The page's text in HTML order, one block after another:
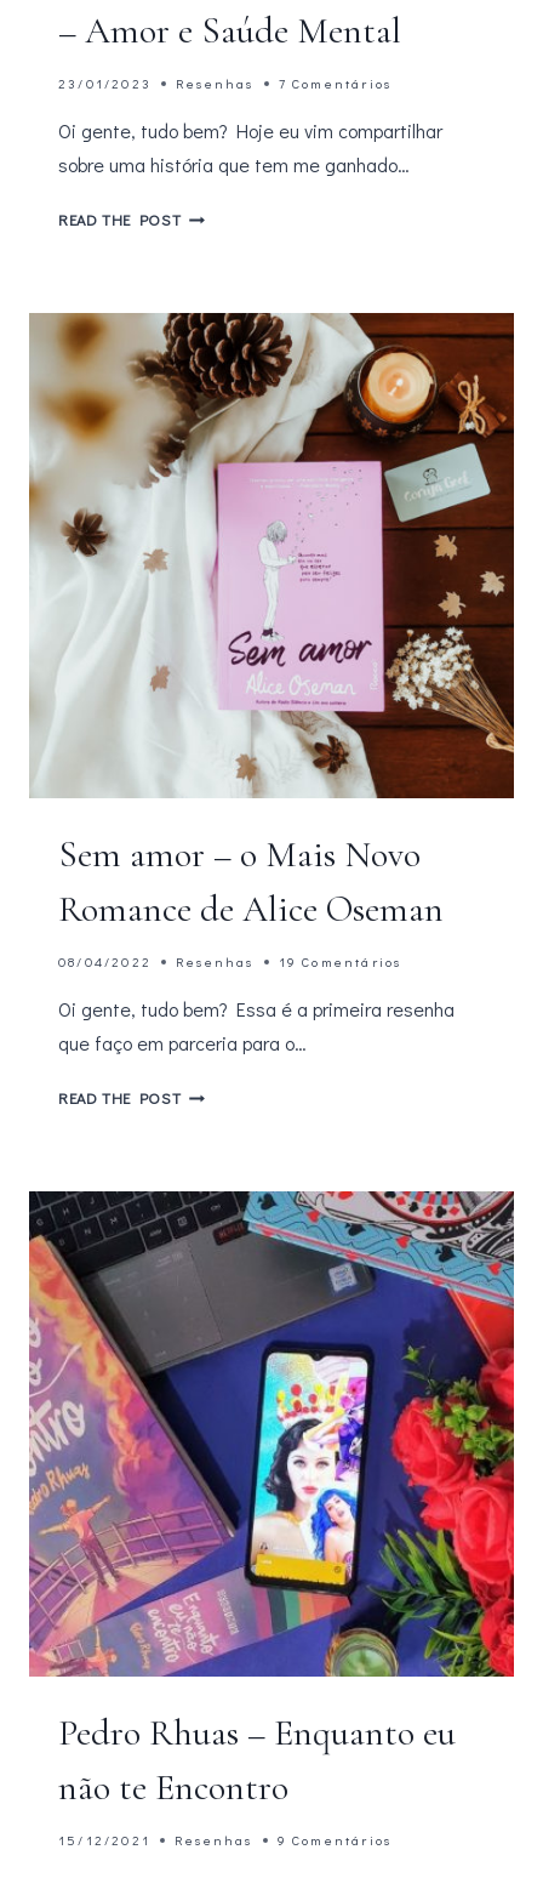
– Amor e Saúde Mental
23/01/2023 Resenhas 7 Comentários
Oi gente, tudo bem? Hoje eu vim compartilhar
sobre uma história que tem me ganhado…
READ THE POSTHEARTSTOPPER:
–
AMOR
E
SAÚDE
MENTAL
Sem amor – o Mais Novo
Romance de Alice Oseman
08/04/2022 Resenhas 19 Comentários
Oi gente, tudo bem? Essa é a primeira resenha
que faço em parceria para o…
READ THE POSTSEM
MAIS
NOVO
ROMANCE
OSEMAN
Pedro Rhuas – Enquanto eu
não te Encontro
15/12/2021 Resenhas 9 Comentários